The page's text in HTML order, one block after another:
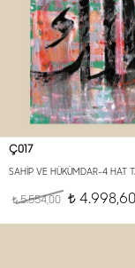
Ç017
SAHİP VE HÜKÜMDAR-4 HAT
t5.554,00 t 4.998,60